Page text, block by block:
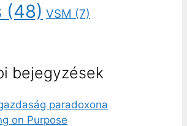
(48) VSM (7)
bejegyzések
paradoxona
on Purpose